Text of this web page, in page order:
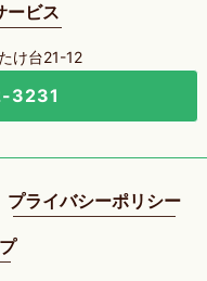
ービス
け台21-12
3231
プライバシーポリシー